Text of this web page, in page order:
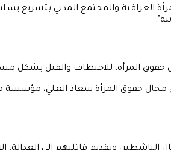
العراقية والمجتمع المدني بتشريع
المرأة، للاختطاف والقتل بشكل
في مجال حقوق المرأة سعاد العلي،